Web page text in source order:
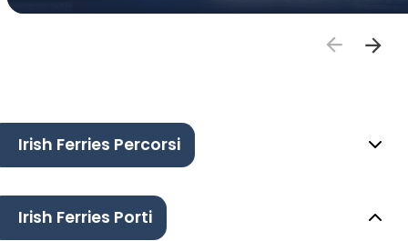
Irish Ferries Percorsi
Irish Ferries Porti